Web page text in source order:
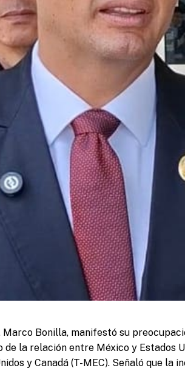
Marco Bonilla, manifestó su
la relación entre México y Estados
y Canadá (T-MEC). Señaló que la